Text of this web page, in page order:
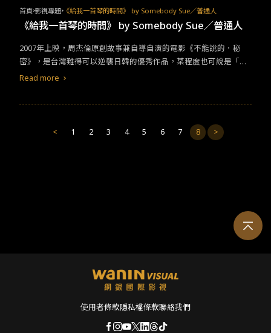
是為什麼《星際效應》時隔十年後重新上映，還是能擄獲許多人的
心。後來的《那些年我們一起追的女孩》也創造壯觀的現象，同樣
也被許多國家多次翻拍，周杰倫與九把刀剛好在我人生形成一個很
重要的記憶，或許我們台灣電影產業，就是需要更多像周杰倫與九
把刀這種能拍出億萬票房的商業導演。
情故事為基礎，在課堂上談到他們共度十年的愛情生活，而兩部作
品同樣給予了同等的浪漫結局，不過相較於原版較為陰暗（有霸凌
《給我一首琴的時間》保留了原作的精髓，大方向不變僅在劇情上
做前後挪動，讓角色的行為動機更加合理化。像是：原作中最經典
的鬥琴大賽，韓版則是讓女主角先在琴房找尋亞瑟賓得的琴譜，因
譜，他想藉此當作定情物送給女主角。有意思的是，原版鬥琴大賽
人進行最純粹的鋼琴決鬥，同時也讓男主角更有重回鋼琴前的動
力。 劇本將原作中主角是高中生的設定改成了大學生，這是相當符
韓版則強調那「一見鐘情」的戀愛感，也更能夠呼應「回到過去」
儀式中的關鍵要素，也就是第一眼見到的人才能夠看到她。特別讚
賞元真兒的演出，別於原版桂綸鎂中帶了點調皮、愛捉弄主角的特
版則由裴晟佑特別客串演出主角的教授父親勝浩，這個角色則是幽
默開明許多帶來了不少的笑料，還要兒子撒個嬌來看看，而侑俊的
父母雖然離婚，但父親仍愛著前妻，可惜當時「我錯過時機了。」
首頁 影視專題 《給我一首琴的時間》 by Somebody Sue／普通人
《給我一首琴的時間》 by Somebody Sue／普通人
2007年上映，周杰倫原創故事兼自導自演的電影《不能說的．秘
密》，是台灣難得可以逆襲日韓的優秀作品，某程度也可說是「台
灣感性」（대만감성）的始祖之一。多虧我們杰倫哥，至今仍能在
密》年初在台灣上映，而韓版則即將在白色情人節接力登場，台灣
片名改成向原作者致敬之餘，亦巧妙地吻合劇情的《給我一首琴的
Read more
< 1 2 3 4 5 6 7 8 >
使用者條款隱私權條款聯絡我們